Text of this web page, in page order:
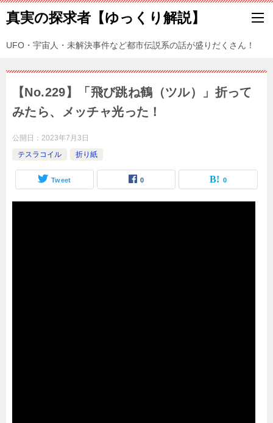
真実の探求者【ゆっくり解説】
UFO・宇宙人・未解決事件など都市伝説系の話が盛りだくさん！
【No.229】「飛び跳ね鶴（ツル）」折って
みたら、メッチャ光った！
公開日： 2023年7月3日
テスラコイル
折り紙
Tweet 0 0